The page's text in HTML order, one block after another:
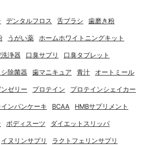
デンタルフロス 舌ブラシ 歯磨き粉
うがい薬 ホームホワイトニングキット
浄器 口臭サプリ 口臭タブレット
除菌器 歯マニキュア 青汁 オートミール
ゼリー プロテイン プロテインシェイカー
ンパンケーキ BCAA HMBサプリメント
ボディスーツ ダイエットスリッパ
イヌリンサプリ ラクトフェリンサプリ